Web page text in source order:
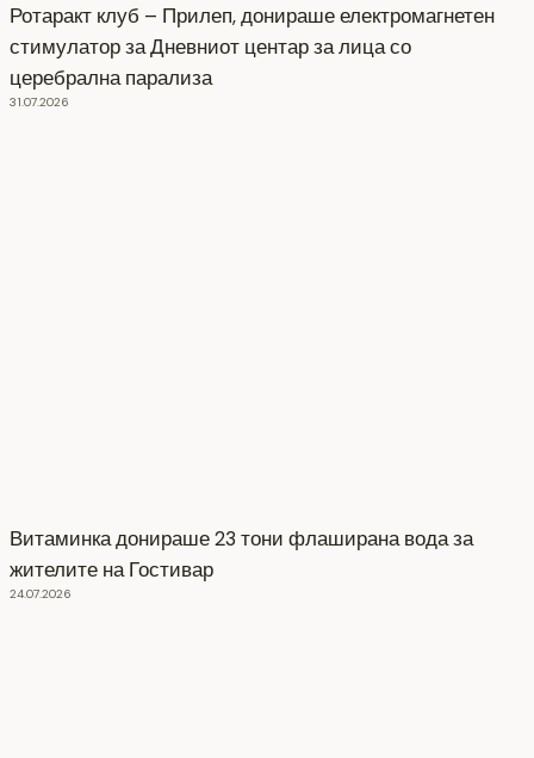
Ротаракт клуб – Прилеп, донираше електромагнетен
стимулатор за Дневниот центар за лица со
церебрална парализа
31.07.2026
Витаминка донираше 23 тони флаширана вода за
жителите на Гостивар
24.07.2026